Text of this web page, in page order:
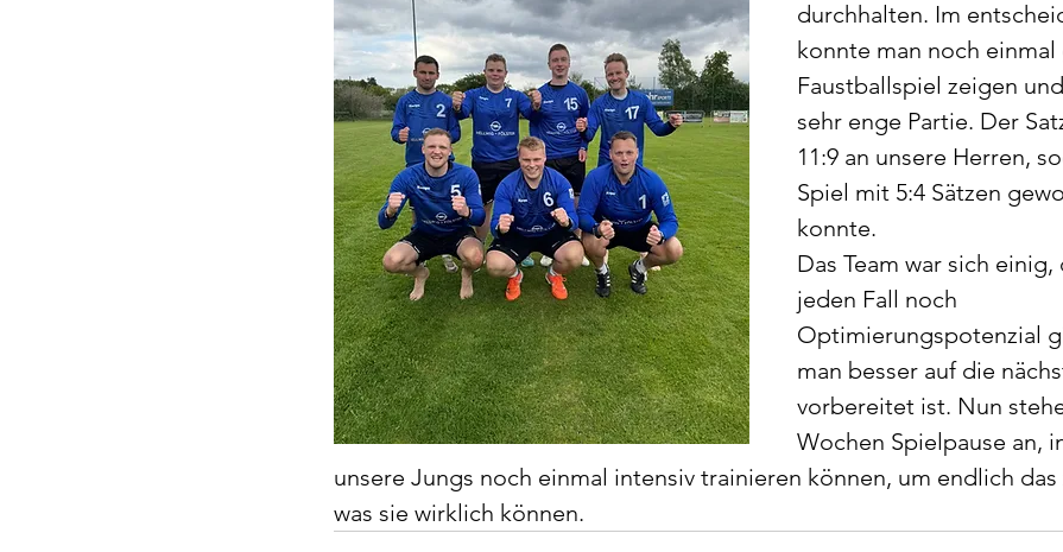
durchhalten. Im
konnte man noch einmal
Faustballspiel zeigen
sehr enge Partie. Der
11:9 an unsere Herren,
Spiel mit 5:4 Sätzen
konnte.
Das Team war sich einig,
jeden Fall noch
Optimierungspotenzial
man besser auf die
vorbereitet ist. Nun
Wochen Spielpause an,
unsere Jungs noch einmal intensiv trainieren können, um endlich das
was sie wirklich können.